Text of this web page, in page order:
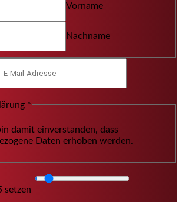
Vorname
Nachname
*
damit einverstanden, dass
Daten erhoben werden.
setzen